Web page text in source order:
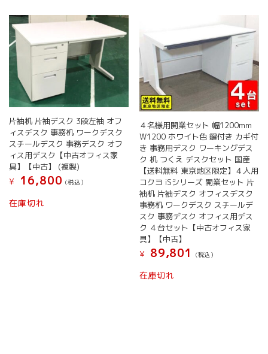
ー
パ
ネ
ル
デ
周
個
片袖机 片袖デスク 3段左袖 オフ
ィスデスク 事務机 ワークデスク
スチールデスク 事務デスク オフ
ィス用デスク【中古オフィス家
具】【中古】 (複製)
¥
16,800 (税込）
在庫切れ
４名様用開業セット 幅1200mm
W1200 ホワイト色 鍵付き カギ付
き 事務用デスク ワーキングデス
ク 机 つくえ デスクセット 国産
【送料無料 東京地区限定】４人用
コクヨ iSシリーズ 開業セット 片
袖机 片袖デスク オフィスデスク
事務机 ワークデスク スチールデ
スク 事務デスク オフィス用デス
ク ４台セット【中古オフィス家
具】【中古】
¥
89,801 (税込）
在庫切れ